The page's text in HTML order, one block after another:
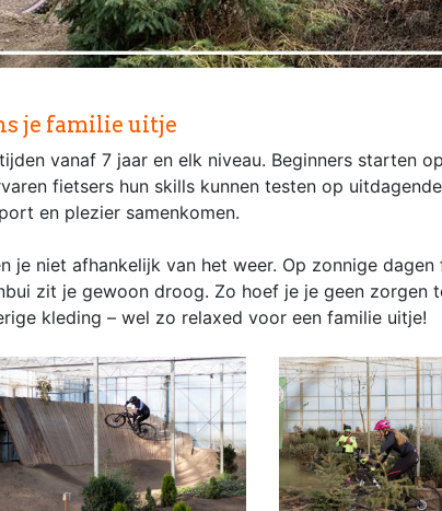
je familie uitje
vanaf 7 jaar en elk niveau. Beginners starten
fietsers hun skills kunnen testen op
en plezier samenkomen.
niet afhankelijk van het weer. Op zonnige dagen
zit je gewoon droog. Zo hoef je je geen zorgen
kleding – wel zo relaxed voor een familie uitje!